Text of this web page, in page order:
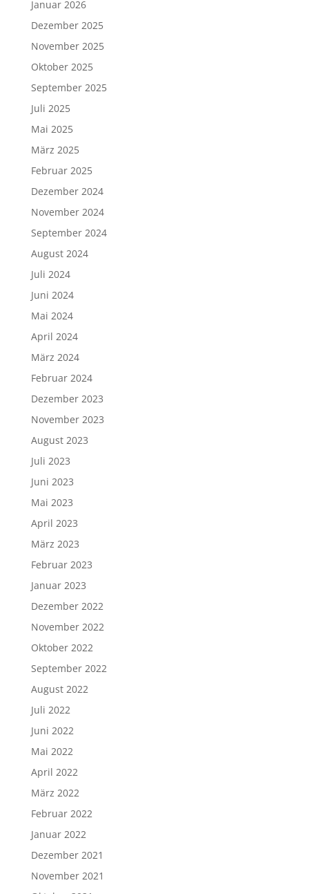
Januar 2026
Dezember 2025
November 2025
Oktober 2025
September 2025
Juli 2025
Mai 2025
März 2025
Februar 2025
Dezember 2024
November 2024
September 2024
August 2024
Juli 2024
Juni 2024
Mai 2024
April 2024
März 2024
Februar 2024
Dezember 2023
November 2023
August 2023
Juli 2023
Juni 2023
Mai 2023
April 2023
März 2023
Februar 2023
Januar 2023
Dezember 2022
November 2022
Oktober 2022
September 2022
August 2022
Juli 2022
Juni 2022
Mai 2022
April 2022
März 2022
Februar 2022
Januar 2022
Dezember 2021
November 2021